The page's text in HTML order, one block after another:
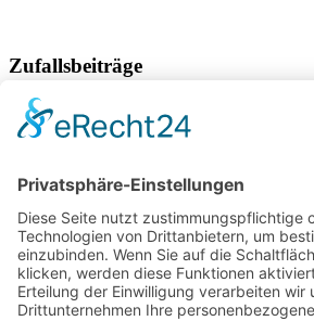
Zufallsbeiträge
Ingolstädter
Trentino – Das Land der 300 Seen